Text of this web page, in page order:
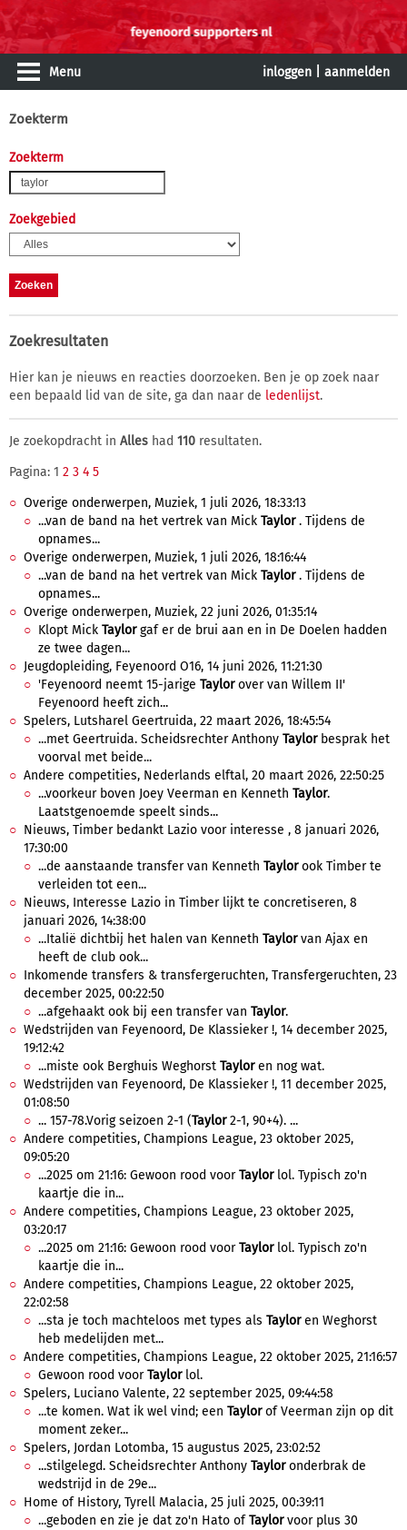
Menu inloggen aanmelden
Zoekterm
Zoekterm
Zoekgebied
Zoekresultaten
Hier kan je nieuws en reacties doorzoeken. Ben je op zoek naar
een bepaald lid van de site, ga dan naar de ledenlijst.
Je zoekopdracht in Alles had 110 resultaten.
Pagina: 1 2 3 4 5
Overige onderwerpen, Muziek, 1 juli 2026, 18:33:13
...van de band na het vertrek van Mick Taylor. Tijdens de
opnames...
Overige onderwerpen, Muziek, 1 juli 2026, 18:16:44
...van de band na het vertrek van Mick Taylor. Tijdens de
opnames...
Overige onderwerpen, Muziek, 22 juni 2026, 01:35:14
Klopt Mick Taylorgaf er de brui aan en in De Doelen hadden
ze twee dagen...
Jeugdopleiding, Feyenoord O16, 14 juni 2026, 11:21:30
'Feyenoord neemt 15-jarige Taylorover van Willem II'
Feyenoord heeft zich...
Spelers, Lutsharel Geertruida, 22 maart 2026, 18:45:54
...met Geertruida. Scheidsrechter Anthony Taylorbesprak het
voorval met beide...
Andere competities, Nederlands elftal, 20 maart 2026, 22:50:25
...voorkeur boven Joey Veerman en Kenneth Taylor.
Laatstgenoemde speelt sinds...
Nieuws, Timber bedankt Lazio voor interesse , 8 januari 2026,
17:30:00
...de aanstaande transfer van Kenneth Taylorook Timber te
verleiden tot een...
Nieuws, Interesse Lazio in Timber lijkt te concretiseren, 8
januari 2026, 14:38:00
...Italië dichtbij het halen van Kenneth Taylorvan Ajax en
heeft de club ook...
Inkomende transfers & transfergeruchten, Transfergeruchten, 23
december 2025, 00:22:50
...afgehaakt ook bij een transfer van Taylor.
Wedstrijden van Feyenoord, De Klassieker !, 14 december 2025,
19:12:42
...miste ook Berghuis Weghorst Tayloren nog wat.
Wedstrijden van Feyenoord, De Klassieker !, 11 december 2025,
01:08:50
... 157-78.Vorig seizoen 2-1 (Taylor2-1, 90+4). ...
Andere competities, Champions League, 23 oktober 2025,
09:05:20
...2025 om 21:16: Gewoon rood voorTaylorlol. Typisch zo'n
kaartje die in...
Andere competities, Champions League, 23 oktober 2025,
03:20:17
...2025 om 21:16: Gewoon rood voorTaylorlol. Typisch zo'n
kaartje die in...
Andere competities, Champions League, 22 oktober 2025,
22:02:58
...sta je toch machteloos met types als Tayloren Weghorst
heb medelijden met...
Andere competities, Champions League, 22 oktober 2025, 21:16:57
Gewoon rood voorTaylorlol.
Spelers, Luciano Valente, 22 september 2025, 09:44:58
...te komen. Wat ik wel vind; een Taylorof Veerman zijn op dit
moment zeker...
Spelers, Jordan Lotomba, 15 augustus 2025, 23:02:52
...stilgelegd. Scheidsrechter Anthony Tayloronderbrak de
wedstrijd in de 29e...
Home of History, Tyrell Malacia, 25 juli 2025, 00:39:11
...geboden en zie je dat zo'n Hato ofTaylorvoor plus 30